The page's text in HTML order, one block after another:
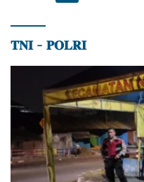
𝐓𝐍𝐈 – 𝐏𝐎𝐋𝐑𝐈